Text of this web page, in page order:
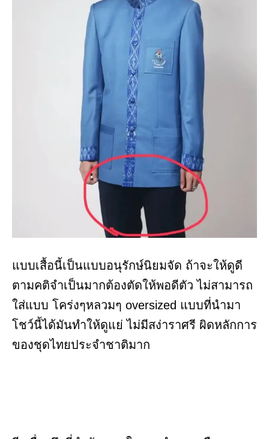
แบบเสื้อนี้เป็นแบบอนุรักษ์นิยมจัด ถ้าจะให้ดูดี
ตามคติจำเป็นมากต้องตัดให้พอดีตัว ไม่สามารถ
ใส่แบบ โคร่งๆหลวมๆ oversized แบบที่นำมา
โชว์นี้ได้มันทำให้ดูแย่ ไม่มีสง่าราศรี ผิดหลักการ
ของชุดไทยประจำชาติมาก